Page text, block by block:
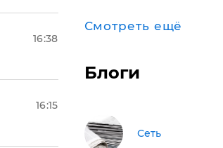
16:38
16:15
Смотреть ещё
Блоги
Сеть